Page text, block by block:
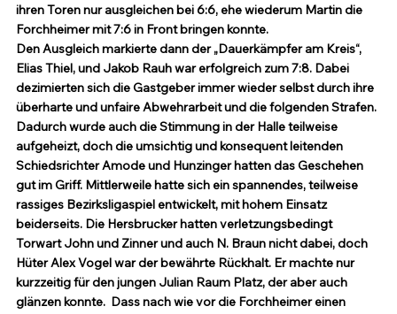
ihren Toren nur ausgleichen bei 6:6, ehe wiederum Martin die
Forchheimer mit 7:6 in Front bringen konnte.
Den Ausgleich markierte dann der „Dauerkämpfer am Kreis“,
Elias Thiel, und Jakob Rauh war erfolgreich zum 7:8. Dabei
dezimierten sich die Gastgeber immer wieder selbst durch ihre
überharte und unfaire Abwehrarbeit und die folgenden Strafen.
Dadurch wurde auch die Stimmung in der Halle teilweise
aufgeheizt, doch die umsichtig und konsequent leitenden
Schiedsrichter Amode und Hunzinger hatten das Geschehen
gut im Griff. Mittlerweile hatte sich ein spannendes, teilweise
rassiges Bezirksligaspiel entwickelt, mit hohem Einsatz
beiderseits. Die Hersbrucker hatten verletzungsbedingt
Torwart John und Zinner und auch N. Braun nicht dabei, doch
Hüter Alex Vogel war der bewährte Rückhalt. Er machte nur
kurzzeitig für den jungen Julian Raum Platz, der aber auch
glänzen konnte.  Dass nach wie vor die Forchheimer einen